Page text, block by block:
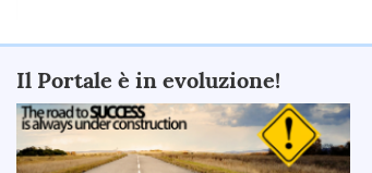
Il Portale è in evoluzione!